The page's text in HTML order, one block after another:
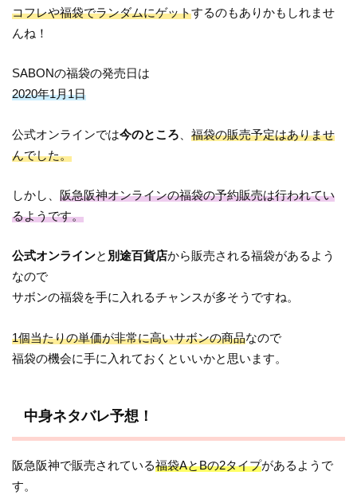
コフレや福袋でランダムにゲットするのもありかもしれませ
んね！
SABONの福袋の発売日は
2020年1月1日
公式オンラインでは今のところ 、福袋の販売予定はありませ
んでした。
しかし、阪急阪神オンラインの福袋の予約販売は行われてい
るようです。
公式オンラインと 別途百貨店から販売される福袋があるよう
なので
サボンの福袋を手に入れるチャンスが多そうですね。
1個当たりの単価が非常に高いサボンの商品なので
福袋の機会に手に入れておくといいかと思います。
中身ネタバレ予想！
阪急阪神で販売されている福袋AとBの2タイプがあるようで
す。